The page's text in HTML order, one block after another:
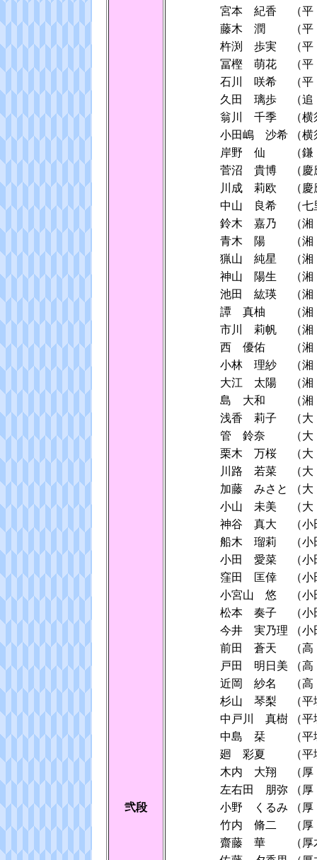
弐段
宮本 紀香
（
藤木 潤
（
杵渕 歩実
（
冨樫 萌花
（
石川 咲希
（
久田 璃歩
（
翁川 千季
（
小田嶋 沙希
（
岸野 仙
（
菅沼 貴博
（
川成 莉欧
（
中山 良希
（
鈴木 嘉乃
（
青木 陽
（
猟山 純星
（
神山 陽生
（
池田 紘瑛
（
譚 真柚
（
市川 莉帆
（
西 優佑
（
小林 理紗
（
大江 太陽
（
島 大和
（
浅香 莉子
（
管 鈴奈
（
栗木 万桜
（
川路 若菜
（
加藤 みさと
（
小山 未美
（
神谷 真大
（
船木 瑠莉
（
小田 愛菜
（
窪田 匡倖
（
小宮山 悠
（
松本 奏子
（
今井 実乃理
（
前田 蒼天
（
戸田 明日美
（
近岡 紗名
（
杉山 琴梨
（
中戸川 真樹
（
中島 栞
（
廻 彩夏
（
木内 大翔
（
左右田 朋弥
（
小野 くるみ
（
竹内 脩二
（
齋藤 華
（